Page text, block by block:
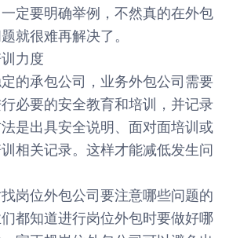
定要明确举例，不然真的在外包
就很难再解决了。
力度
承包公司，业务外包公司需要
必要的安全教育和培训，并记录
是出具安全说明、面对面培训或
相关记录。这样才能减低发生问
位外包公司要注意哪些问题的
都知道进行岗位外包时要做好哪